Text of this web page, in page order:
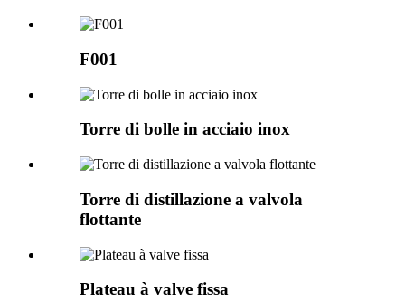
F001
Torre di bolle in acciaio inox
Torre di distillazione a valvola
flottante
Plateau à valve fissa